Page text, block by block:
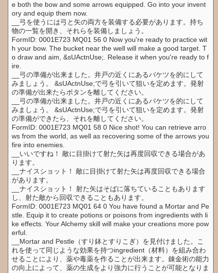
e both the bow and some arrows equipped. Go into your invent
ory and equip them now.
__弓を使うには弓と矢の両方を装備する必要があります。持ち
物の一覧を開き、それらを装備しましょう。
FormID: 0001E723 MQ01 56 0 Now you're ready to practice wit
h your bow. The bucket near the well will make a good target. T
o draw and aim, &sUActnUse;. Release it when you're ready to f
ire.
__弓の準備が出来ました。井戸の近くにあるバケツを的にして
みましょう。 &sUActnUse;で弓を引いて狙いを定めます。発射
の準備が出来たらボタンを離してください。
__弓の準備が出来ました。井戸の近くにあるバケツを的にして
みましょう。 &sUActnUse;で弓を引いて狙いを定めます。発射
の準備ができたら、それを離してください。
FormID: 0001E723 MQ01 58 0 Nice shot! You can retrieve arro
ws from the world, as well as recovering some of the arrows you
fire into enemies.
__いいですね！ 敵に目掛けて射た矢は再度回収できる場合があ
ります。
__ナイスショット！ 敵に目掛けて射た矢は再度回収できる場合
があります。
__ナイスショット！ 射た矢はそばに落ちていることもあります
し、射た敵から回収できることもあります。
FormID: 0001E723 MQ01 64 0 You have found a Mortar and Pe
stle. Equip it to create potions or poisons from ingredients with li
ke effects. Your Alchemy skill will make your creations more pow
erful.
__Mortar and Pestle（すり鉢とすりこぎ）を見付けました。こ
れを使って同じような効果を持つingredient（材料）を組み合わ
せることにより、薬や毒薬を作ることが出来ます。錬金術の能力
の向上によって、薬の生成をより強力に行うことが可能となりま